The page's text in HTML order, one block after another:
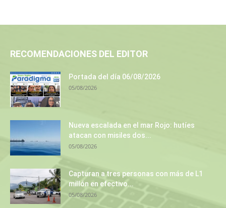
RECOMENDACIONES DEL EDITOR
Portada del día 06/08/2026
05/08/2026
Nueva escalada en el mar Rojo: hutíes
atacan con misiles dos...
05/08/2026
Capturan a tres personas con más de L1
millón en efectivo...
05/08/2026